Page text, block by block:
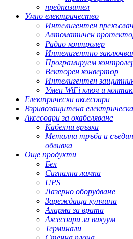
предпазител
Умно електричество
Интелигентен прекъсвач
Автоматичен
Радио контролер
Интелигентно
Програмируем
Векторен конвертор
Интелигентен
Умен WiFi ключ и
Електрически аксесоари
Взривозащитена
Аксесоари за окабеляване
Кабелни връзки
Метална тръба и
обвивка
Още продукти
Бел
Сигнална лампа
UPS
Лазерно оборудване
Зареждаща купчина
Аларма за врата
Аксесоари за вакуум
Терминали